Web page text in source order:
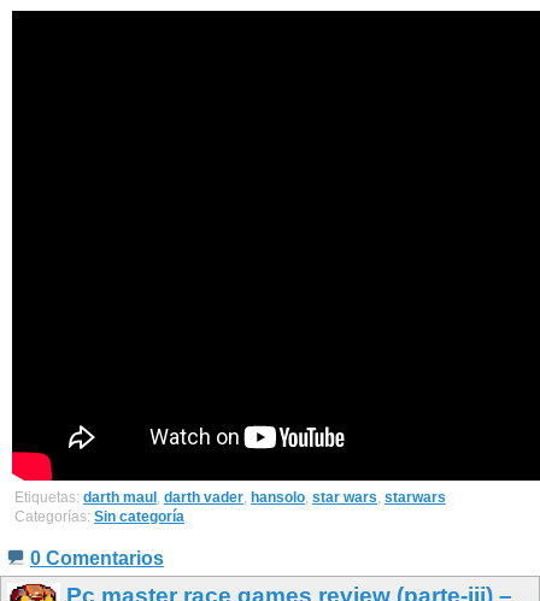
Etiquetas: darth maul, darth vader, hansolo, star wars, starwars
Categorías: Sin categoría
0 Comentarios
Pc master race games review (parte-iii) –